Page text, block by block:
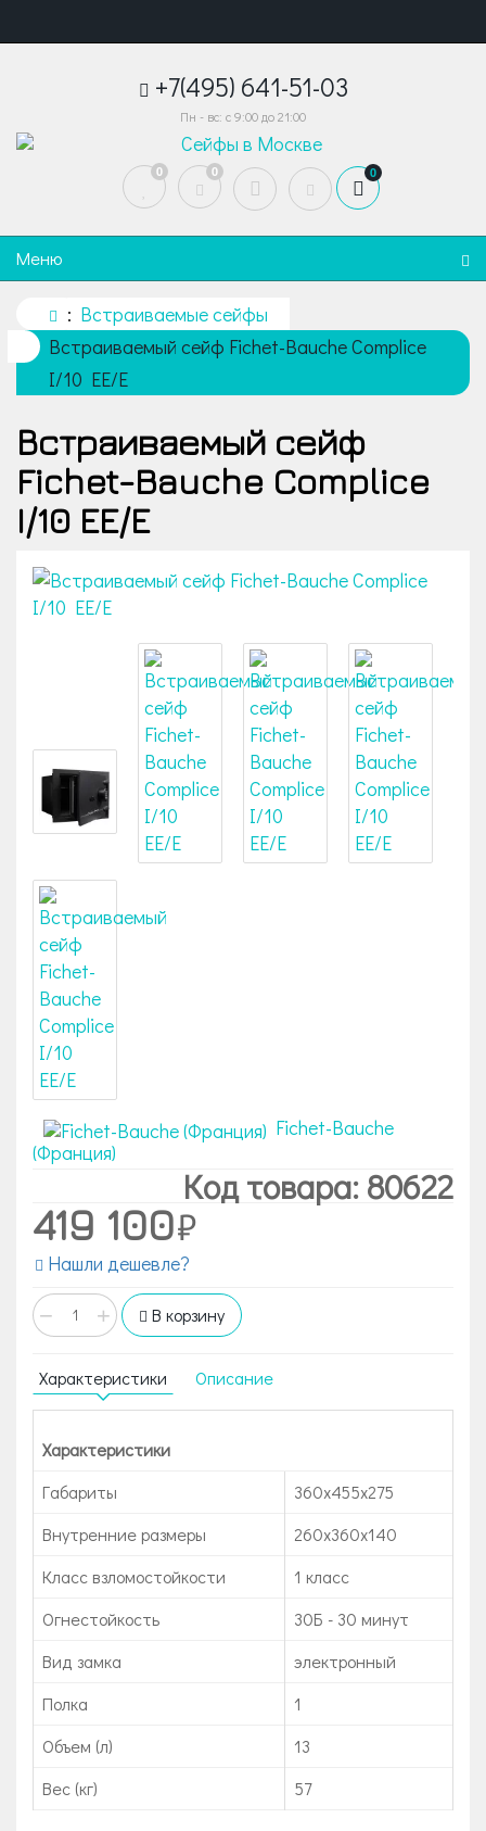
+7(495) 641-51-03
Пн - вс: с 9:00 до 21:00
0 0 0
Меню
Встраиваемые сейфы
Встраиваемый сейф Fichet-Bauche Complice
I/10 EE/E
Встраиваемый сейф
Fichet-Bauche Complice
I/10 EE/E
Fichet-Bauche
(Франция)
Код товара: 80622
419 100
Нашли дешевле?
− + В корзину
Характеристики Описание
Характеристики
Габариты
360x455x275
Внутренние размеры
260x360x140
Класс взломостойкости
1 класс
Огнестойкость
30Б - 30 минут
Вид замка
электронный
Полка
1
Объем (л)
13
Вес (кг)
57